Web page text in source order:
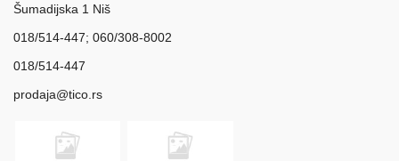
Šumadijska 1 Niš
018/514-447; 060/308-8002
018/514-447
prodaja@tico.rs